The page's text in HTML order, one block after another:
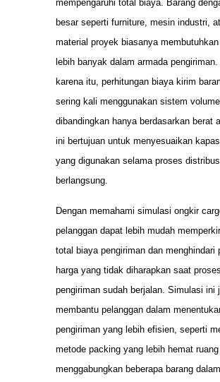
mempengaruhi total biaya. Barang
besar seperti furniture, mesin industri,
material proyek biasanya
lebih banyak dalam armada
karena itu, perhitungan biaya kirim
sering kali menggunakan sistem volume
dibandingkan hanya berdasarkan berat
ini bertujuan untuk menyesuaikan
yang digunakan selama proses
berlangsung.
Dengan memahami simulasi ongkir
pelanggan dapat lebih mudah
total biaya pengiriman dan menghindari
harga yang tidak diharapkan saat proses
pengiriman sudah berjalan. Simulasi ini
membantu pelanggan dalam
pengiriman yang lebih efisien, seperti
metode packing yang lebih hemat
menggabungkan beberapa barang